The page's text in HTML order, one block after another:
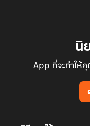
นิ
App ที่จะทำให้